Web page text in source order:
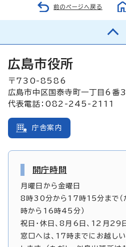
前のページへ戻る
広島市役所
〒730-8586
広島市中区国泰寺町一丁目6番
代表電話：082-245-2111
庁舎案内
開庁時間
月曜日から金曜日
8時30分から17時15分まで（
時から16時45分）
祝日・休日、8月6日、12月29
窓口へは、17時までにお越し